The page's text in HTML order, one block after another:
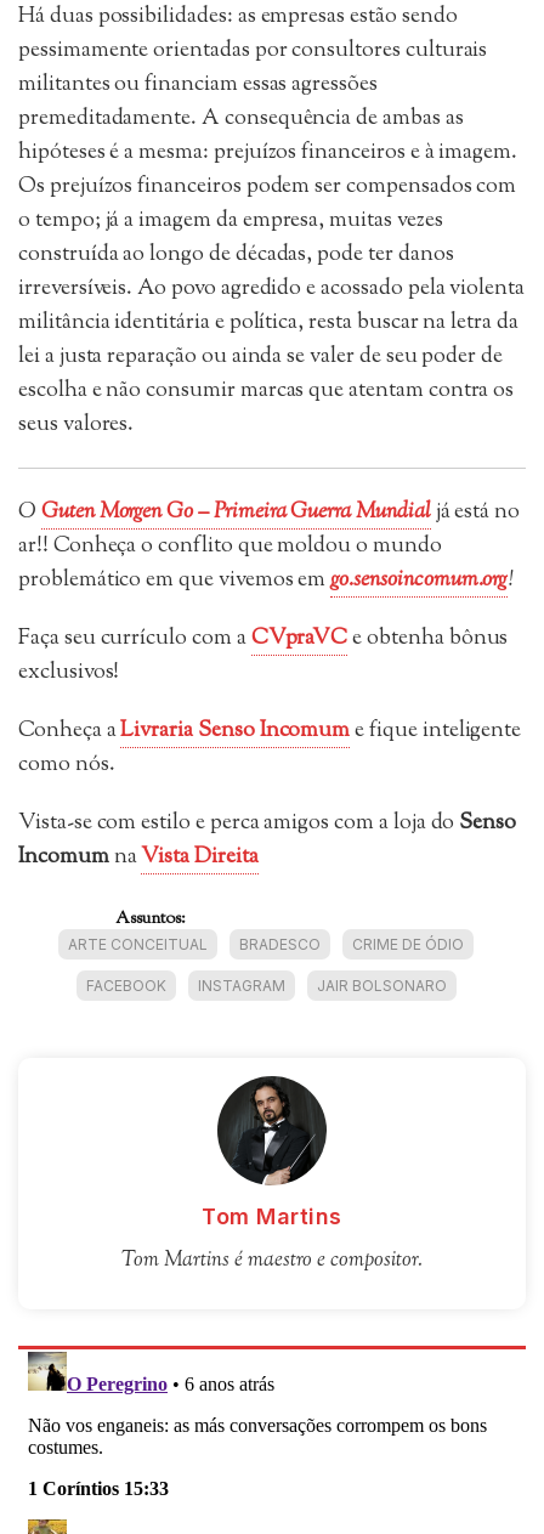
Há duas possibilidades: as empresas estão sendo
pessimamente orientadas por consultores culturais
militantes ou financiam essas agressões
premeditadamente. A consequência de ambas as
hipóteses é a mesma: prejuízos financeiros e à imagem.
Os prejuízos financeiros podem ser compensados com
o tempo; já a imagem da empresa, muitas vezes
construída ao longo de décadas, pode ter danos
irreversíveis. Ao povo agredido e acossado pela violenta
militância identitária e política, resta buscar na letra da
lei a justa reparação ou ainda se valer de seu poder de
escolha e não consumir marcas que atentam contra os
seus valores.
OGuten Morgen Go – Primeira Guerra Mundialjá está no
ar!! Conheça o conflito que moldou o mundo
problemático em que vivemos emgo.sensoincomum.org!
Faça seu currículo com aCVpraVCe obtenha bônus
exclusivos!
Conheça aLivraria Senso Incomume fique inteligente
como nós.
Vista-se com estilo e perca amigos com a loja do Senso
IncomumnaVista Direita
Assuntos:
ARTE CONCEITUAL BRADESCO CRIME DE ÓDIO
FACEBOOK INSTAGRAM JAIR BOLSONARO
Tom Martins
Tom Martins é maestro e compositor.